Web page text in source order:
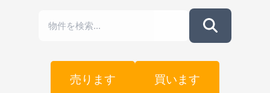
売ります 買います